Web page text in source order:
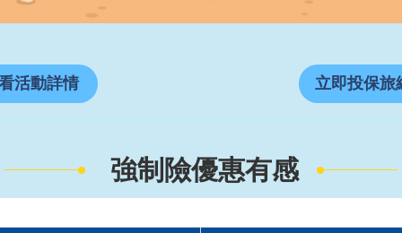
活動詳情 立即投保旅
強制險優惠有感